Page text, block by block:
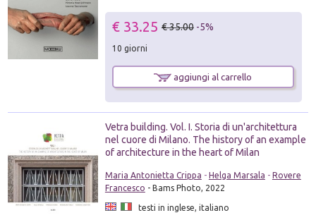
€ 33.25 € 35.00 -5%
10 giorni
aggiungi al carrello
Vetra building. Vol. I. Storia di un'architettura
nel cuore di Milano. The history of an example
of architecture in the heart of Milan
Maria Antonietta Crippa - Helga Marsala - Rovere
Francesco - Bams Photo, 2022
testi in inglese, italiano